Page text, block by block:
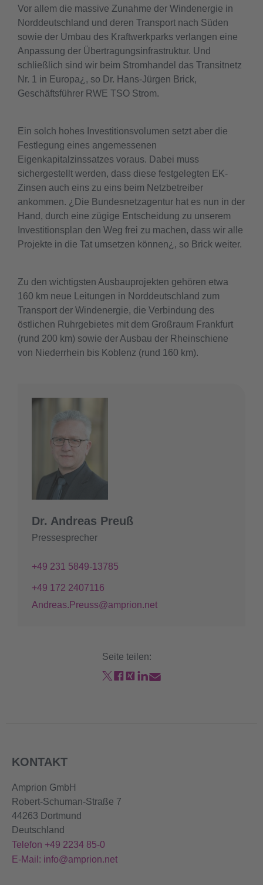
Vor allem die massive Zunahme der Windenergie in
Norddeutschland und deren Transport nach Süden
sowie der Umbau des Kraftwerkparks verlangen eine
Anpassung der Übertragungsinfrastruktur. Und
schließlich sind wir beim Stromhandel das Transitnetz
Nr. 1 in Europa¿, so Dr. Hans-Jürgen Brick,
Geschäftsführer RWE TSO Strom.
Ein solch hohes Investitionsvolumen setzt aber die
Festlegung eines angemessenen
Eigenkapitalzinssatzes voraus. Dabei muss
sichergestellt werden, dass diese festgelegten EK-
Zinsen auch eins zu eins beim Netzbetreiber
ankommen. ¿Die Bundesnetzagentur hat es nun in der
Hand, durch eine zügige Entscheidung zu unserem
Investitionsplan den Weg frei zu machen, dass wir alle
Projekte in die Tat umsetzen können¿, so Brick weiter.
Zu den wichtigsten Ausbauprojekten gehören etwa
160 km neue Leitungen in Norddeutschland zum
Transport der Windenergie, die Verbindung des
östlichen Ruhrgebietes mit dem Großraum Frankfurt
(rund 200 km) sowie der Ausbau der Rheinschiene
von Niederrhein bis Koblenz (rund 160 km).
Dr. Andreas Preuß
Pressesprecher
+49 231 5849-13785
+49 172 2407116
Andreas.Preuss@amprion.net
Seite teilen:
KONTAKT
Amprion GmbH
Robert-Schuman-Straße 7
44263 Dortmund
Deutschland
Telefon +49 2234 85-0
E-Mail: info@amprion.net